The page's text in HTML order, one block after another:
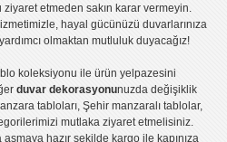
ziyaret etmeden sakın karar vermeyin.
hayal gücünüzü duvarlarınıza
olmaktan mutluluk duyacağız!
koleksiyonu ile ürün yelpazesini
duvar dekorasyonunuzda değişiklik
tabloları, Şehir manzaralı tablolar,
mutlaka ziyaret etmelisiniz.
asmaya hazır şekilde kargo ile kapınıza